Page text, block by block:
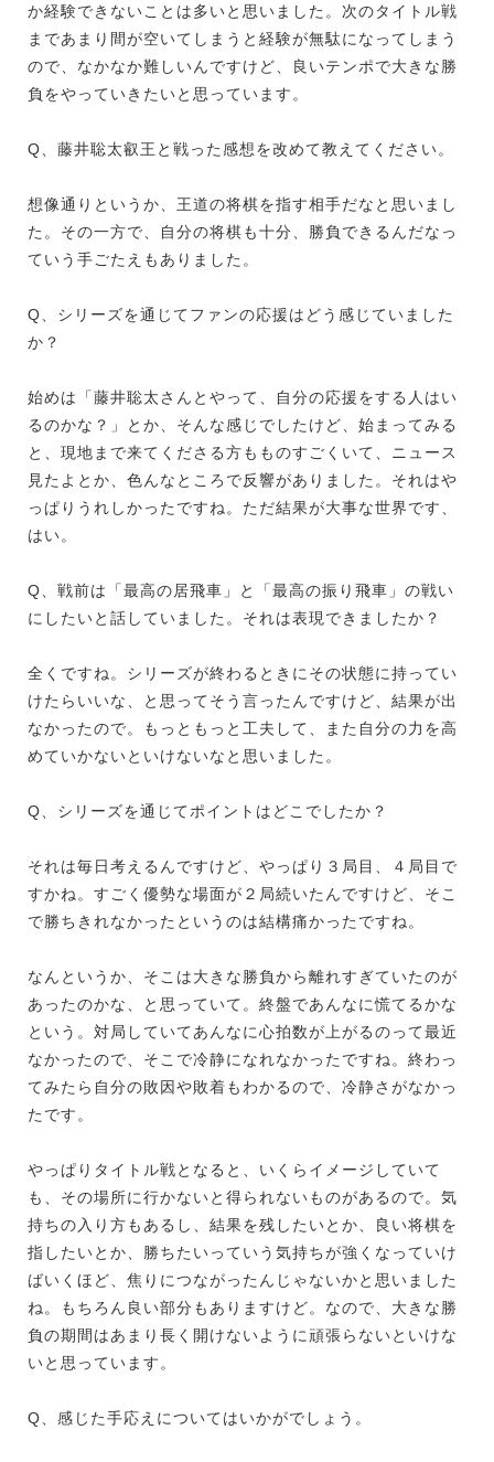
か経験できないことは多いと思いました。次のタイトル戦
まであまり間が空いてしまうと経験が無駄になってしまう
ので、なかなか難しいんですけど、良いテンポで大きな勝
負をやっていきたいと思っています。
Q、藤井聡太叡王と戦った感想を改めて教えてください。
想像通りというか、王道の将棋を指す相手だなと思いまし
た。その一方で、自分の将棋も十分、勝負できるんだなっ
ていう手ごたえもありました。
Q、シリーズを通じてファンの応援はどう感じていました
か？
始めは「藤井聡太さんとやって、自分の応援をする人はい
るのかな？」とか、そんな感じでしたけど、始まってみる
と、現地まで来てくださる方もものすごくいて、ニュース
見たよとか、色んなところで反響がありました。それはや
っぱりうれしかったですね。ただ結果が大事な世界です、
はい。
Q、戦前は「最高の居飛車」と「最高の振り飛車」の戦い
にしたいと話していました。それは表現できましたか？
全くですね。シリーズが終わるときにその状態に持ってい
けたらいいな、と思ってそう言ったんですけど、結果が出
なかったので。もっともっと工夫して、また自分の力を高
めていかないといけないなと思いました。
Q、シリーズを通じてポイントはどこでしたか？
それは毎日考えるんですけど、やっぱり３局目、４局目で
すかね。すごく優勢な場面が２局続いたんですけど、そこ
で勝ちきれなかったというのは結構痛かったですね。
なんというか、そこは大きな勝負から離れすぎていたのが
あったのかな、と思っていて。終盤であんなに慌てるかな
という。対局していてあんなに心拍数が上がるのって最近
なかったので、そこで冷静になれなかったですね。終わっ
てみたら自分の敗因や敗着もわかるので、冷静さがなかっ
たです。
やっぱりタイトル戦となると、いくらイメージしていて
も、その場所に行かないと得られないものがあるので。気
持ちの入り方もあるし、結果を残したいとか、良い将棋を
指したいとか、勝ちたいっていう気持ちが強くなっていけ
ばいくほど、焦りにつながったんじゃないかと思いました
ね。もちろん良い部分もありますけど。なので、大きな勝
負の期間はあまり長く開けないように頑張らないといけな
いと思っています。
Q、感じた手応えについてはいかがでしょう。